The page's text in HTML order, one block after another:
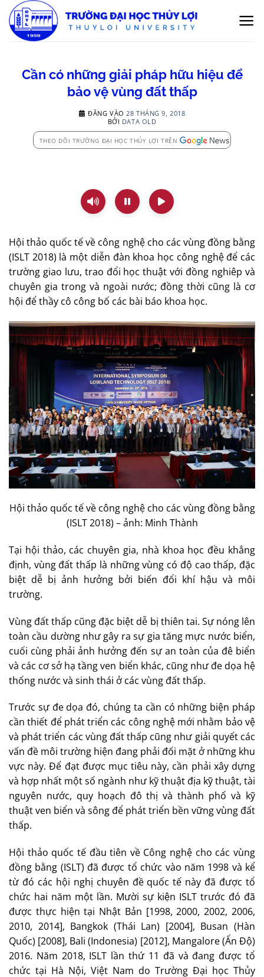
qua
nội
Cần có những giải pháp hữu hiệu để
bảo vệ vùng đất thấp
ĐĂNG VÀO 28 THÁNG 9, 2018
BỞI DATA OLD
THEO DÕI TRƯỜNG ĐẠI HỌC THỦY LỢI TRÊN
Hội thảo quốc tế về công nghệ cho các vùng đồng bằng
(ISLT 2018) là một diễn đàn khoa học công nghệ để các
trường giao lưu, trao đổi học thuật với đồng nghiêp và
chuyên gia trong và ngoài nước; đồng thời cũng là cơ
hội để thầy cô công bố các bài báo khoa học.
Hội thảo quốc tế về công nghệ cho các vùng đồng bằng
(ISLT 2018) – ảnh: Minh Thành
Tại hội thảo, các chuyên gia, nhà khoa học đều khẳng
định, vùng đất thấp là những vùng có độ cao thấp, đặc
biệt dễ bị ảnh hưởng bởi biến đổi khí hậu và môi
trường.
Vùng đất thấp cũng đặc biệt dễ bị thiên tai. Sự nóng lên
toàn cầu dường như gây ra sự gia tăng mực nước biển,
cuối cùng phải ảnh hưởng đến sự an toàn của đê biển
và các cơ sở hạ tầng ven biển khác, cũng như đe dọa hệ
thống nước và sinh thái ở các vùng đất thấp.
Trước sự đe dọa đó, chúng ta cần có những biện pháp
cần thiết để phát triển các công nghệ mới nhằm bảo vệ
và phát triển các vùng đất thấp cũng như giải quyết các
vấn đề môi trường hiện đang phải đối mặt ở những khu
vực này. Để đạt được mục tiêu này, cần phải xây dựng
và hợp nhất một số ngành như kỹ thuật địa kỹ thuật, tài
nguyên nước, quy hoạch đô thị và thành phố và kỹ
thuật ven biển và sông để phát triển bền vững vùng đất
thấp.
Hội thảo quốc tế đầu tiên về Công nghệ cho các vùng
đồng bằng (ISLT) đã được tổ chức vào năm 1998 và kể
từ đó các hội nghị chuyên đề quốc tế này đã được tổ
chức hai năm một lần. Mười sự kiện ISLT trước đó đã
được thực hiện tại Nhật Bản [1998, 2000, 2002, 2006,
2010, 2014], Bangkok (Thái Lan) [2004], Busan (Hàn
Quốc) [2008], Bali (Indonesia) [2012], Mangalore (Ấn Độ)
2016. Năm 2018, ISLT lần thứ 11 đã và đang được tổ
chức tại Hà Nội, Việt Nam do Trường Đại học Thủy